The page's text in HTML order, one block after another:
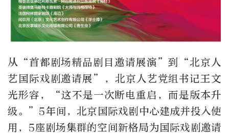
从“首都剧场精品剧目邀请展演”到“北京人
艺国际戏剧邀请展”，北京人艺党组书记王文
光形容，“这不是一次断电重启，而是版本升
级。”5年间，北京国际戏剧中心建成并投入使
用，5座剧场集群的空间新格局为国际戏剧邀请